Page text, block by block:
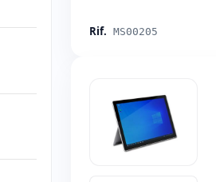
Rif. MS00205